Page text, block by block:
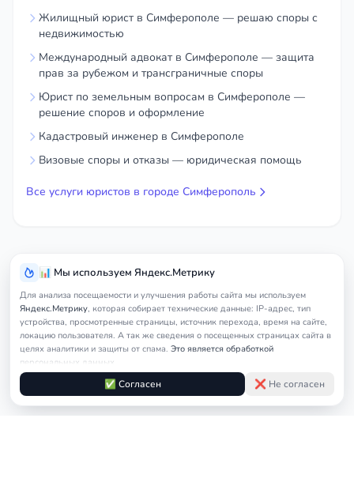
📊 Мы используем Яндекс.Метрику
Для анализа посещаемости и улучшения работы сайта мы используем
Яндекс.Метрику, которая собирает технические данные: IP-адрес, тип
устройства, просмотренные страницы, источник перехода, время на сайте,
локацию пользователя. А так же сведения о посещенных страницах сайта в
целях аналитики и защиты от спама. Это является обработкой
персональных данных.
Подробнее в Согласии на обработку персональных данных
Правилах
обработки cookie
✅ Согласен ❌ Не согласен
Жилищный юрист в Симферополе — решаю споры с
недвижимостью
Международный адвокат в Симферополе — защита
прав за рубежом и трансграничные споры
Юрист по земельным вопросам в Симферополе —
решение споров и оформление
Кадастровый инженер в Симферополе
Визовые споры и отказы — юридическая помощь
Все услуги юристов в городе Симферополь